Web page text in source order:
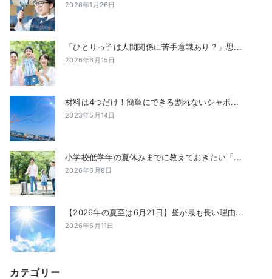
2026年1月26日
「ひとりっ子は人間関係に苦手意識あり？」思...
2026年6月15日
材料は4つだけ！簡単にできる割れないシャボ...
2023年5月14日
小学校低学年の夏休みまでに教えておきたい「...
2026年6月8日
【2026年の夏至は6月21日】昼が最も長い理由...
2026年6月11日
カテゴリー